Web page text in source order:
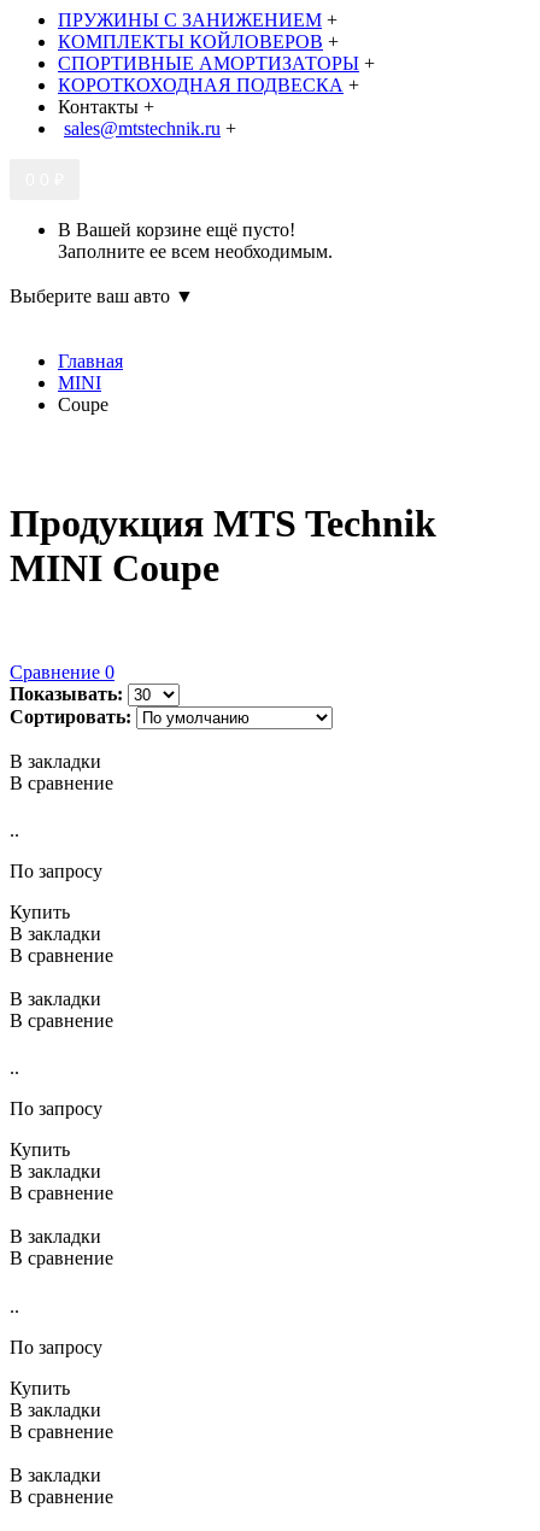
ПРУЖИНЫ С ЗАНИЖЕНИЕМ +
КОМПЛЕКТЫ КОЙЛОВЕРОВ +
СПОРТИВНЫЕ АМОРТИЗАТОРЫ +
КОРОТКОХОДНАЯ ПОДВЕСКА +
Контакты +
sales@mtstechnik.ru +
В Вашей корзине ещё пусто!
Заполните ее всем необходимым.
Выберите ваш авто ▼
Главная
MINI
Coupe
Продукция MTS Technik
MINI Coupe
Сравнение 0
Показывать:
Сортировать:
В закладки
В сравнение
..
По запросу
Купить
В закладки
В сравнение
В закладки
В сравнение
..
По запросу
Купить
В закладки
В сравнение
В закладки
В сравнение
..
По запросу
Купить
В закладки
В сравнение
В закладки
В сравнение